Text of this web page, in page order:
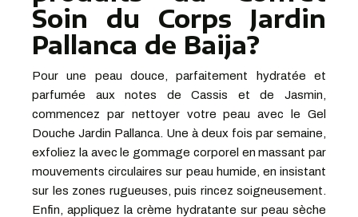
Soin du Corps Jardin
Pallanca de Baija?
Pour une peau douce, parfaitement hydratée et
parfumée aux notes de Cassis et de Jasmin,
commencez par nettoyer votre peau avec le Gel
Douche Jardin Pallanca. Une à deux fois par semaine,
exfoliez la avec le gommage corporel en massant par
mouvements circulaires sur peau humide, en insistant
sur les zones rugueuses, puis rincez soigneusement.
Enfin, appliquez la crème hydratante sur peau sèche